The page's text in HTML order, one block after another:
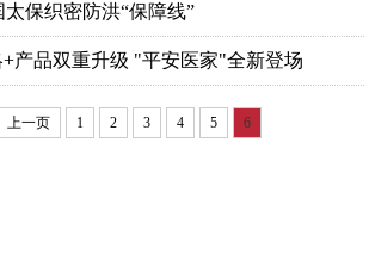
太保织密防洪“保障线”
产品双重升级 "平安医家"全新登场
上一页 1 2 3 4 5 6